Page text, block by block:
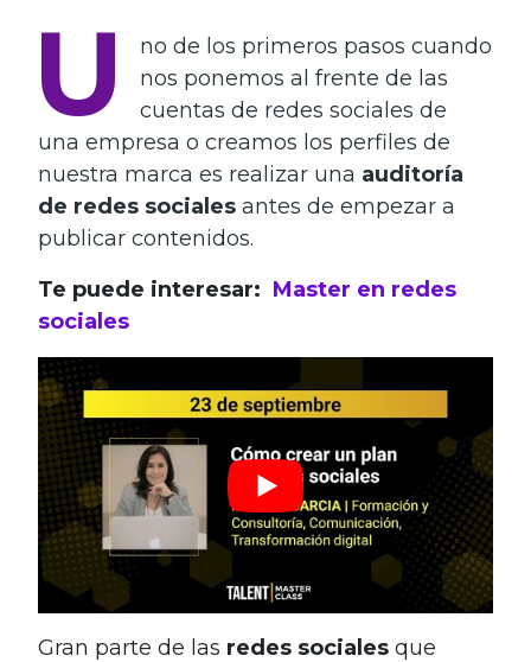
U
no de los primeros pasos cuando
nos ponemos al frente de las
cuentas de redes sociales de
una empresa o creamos los perfiles de
nuestra marca es realizar una auditoría
de redes sociales antes de empezar a
publicar contenidos.
Te puede interesar: Master en redes
sociales
Gran parte de las redes sociales que